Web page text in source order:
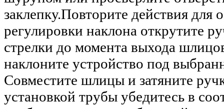
заклепку.Повторите действия для
регулировки наклона открутите
стрелки до момента выхода
наклоните устройство под
Совместите шлицы и затяните
установкой трубы убедитесь в